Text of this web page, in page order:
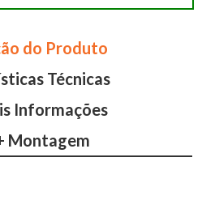
do Produto
Técnicas
Informações
Montagem